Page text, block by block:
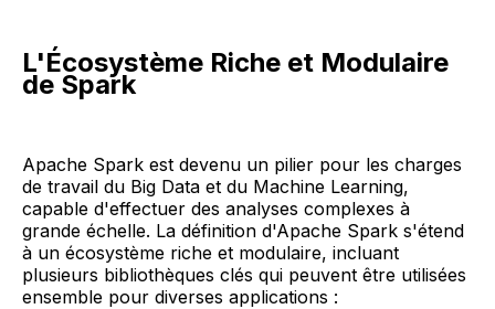
L'Écosystème Riche et Modulaire
de Spark
Apache Spark est devenu un pilier pour les charges
de travail du Big Data et du Machine Learning,
capable d'effectuer des analyses complexes à
grande échelle. La définition d'Apache Spark s'étend
à un écosystème riche et modulaire, incluant
plusieurs bibliothèques clés qui peuvent être utilisées
ensemble pour diverses applications :